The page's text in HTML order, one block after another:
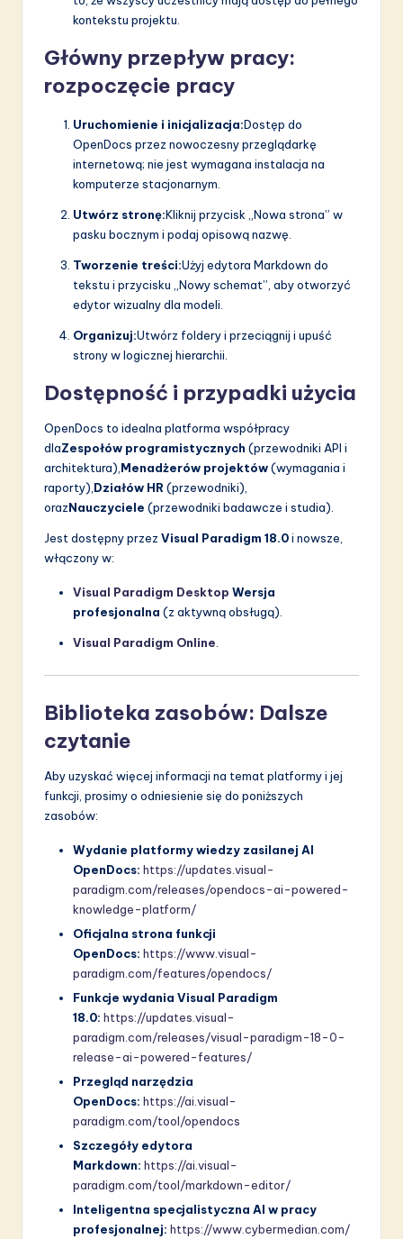
kontekstu projektu.
Główny przepływ pracy:
rozpoczęcie pracy
Uruchomienie i inicjalizacja:Dostęp do
OpenDocs przez nowoczesny przeglądarkę
internetową; nie jest wymagana instalacja na
komputerze stacjonarnym.
Utwórz stronę:Kliknij przycisk „Nowa strona” w
pasku bocznym i podaj opisową nazwę.
Tworzenie treści:Użyj edytora Markdown do
tekstu i przycisku „Nowy schemat”, aby otworzyć
edytor wizualny dla modeli.
Organizuj:Utwórz foldery i przeciągnij i upuść
strony w logicznej hierarchii.
Dostępność i przypadki użycia
OpenDocs to idealna platforma współpracy
dlaZespołów programistycznych (przewodniki API i
architektura), Menadżerów projektów(wymagania i
raporty), Działów HR (przewodniki),
orazNauczyciele (przewodniki badawcze i studia).
Jest dostępny przez Visual Paradigm 18.0i nowsze,
włączony w:
Visual Paradigm Desktop Wersja
profesjonalna (z aktywną obsługą).
Visual Paradigm Online
Biblioteka zasobów: Dalsze
czytanie
Aby uzyskać więcej informacji na temat platformy i jej
funkcji, prosimy o odniesienie się do poniższych
zasobów:
Wydanie platformy wiedzy zasilanej AI
OpenDocs: https://updates.visual-
paradigm.com/releases/opendocs-ai-powered-
knowledge-platform/
Oficjalna strona funkcji
OpenDocs: https://www.visual-
paradigm.com/features/opendocs/
Funkcje wydania Visual Paradigm
18.0: https://updates.visual-
paradigm.com/releases/visual-paradigm-18-0-
release-ai-powered-features/
Przegląd narzędzia
OpenDocs: https://ai.visual-
paradigm.com/tool/opendocs
Szczegóły edytora
Markdown: https://ai.visual-
paradigm.com/tool/markdown-editor/
Inteligentna specjalistyczna AI w pracy
profesjonalnej: https://www.cybermedian.com/